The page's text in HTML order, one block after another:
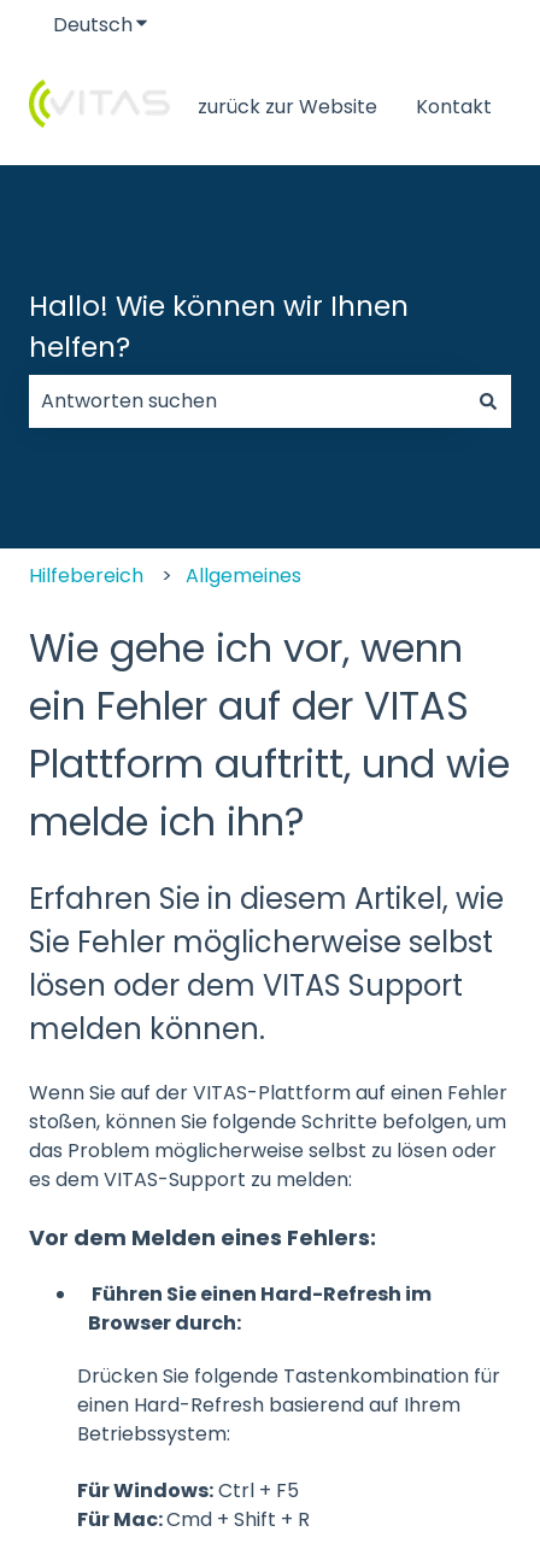
DeutschUntermenü für Übersetzungen anzeigen
zurück zur Website Kontakt
Hallo! Wie können wir Ihnen
helfen?
Hilfebereich Allgemeines
Wie gehe ich vor, wenn
ein Fehler auf der VITAS
Plattform auftritt, und wie
melde ich ihn?
Erfahren Sie in diesem Artikel, wie
Sie Fehler möglicherweise selbst
lösen oder dem VITAS Support
melden können.
Wenn Sie auf der VITAS-Plattform auf einen Fehler
stoßen, können Sie folgende Schritte befolgen, um
das Problem möglicherweise selbst zu lösen oder
es dem VITAS-Support zu melden:
Vor dem Melden eines Fehlers:
Führen Sie einen Hard-Refresh im
Browser durch:
Drücken Sie folgende Tastenkombination für
einen Hard-Refresh basierend auf Ihrem
Betriebssystem:
Für Windows:Ctrl + F5
Für Mac:Cmd + Shift + R